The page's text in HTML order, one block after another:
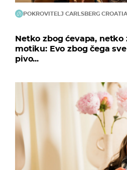
POKROVITELJ CARLSBERG CROATIA
Netko zbog ćevapa, netko
motiku: Evo zbog čega
pivo...